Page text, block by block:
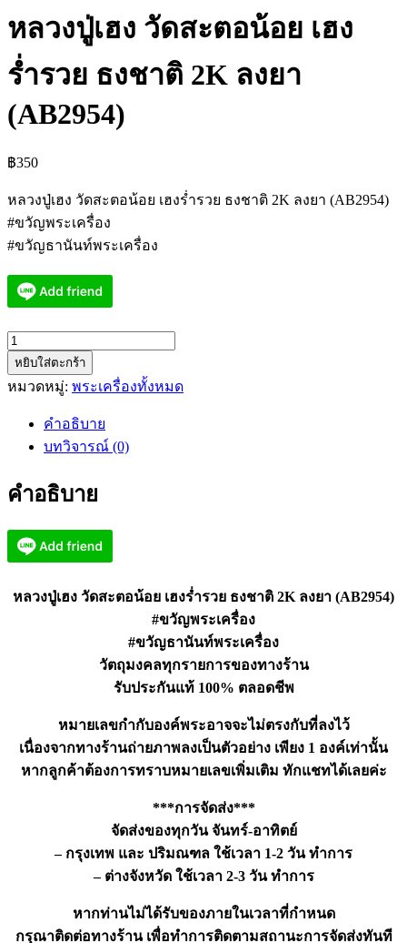
หลวงปู่เฮง วัดสะตอน้อย เฮง
ร่ำรวย ธงชาติ 2K ลงยา
(AB2954)
฿350
หลวงปู่เฮง วัดสะตอน้อย เฮงร่ำรวย ธงชาติ 2K ลงยา (AB2954)
#ขวัญพระเครื่อง
#ขวัญธานันท์พระเครื่อง
จำนวน
หลวง
ปู่
เฮง
ธงชาติ
2K
(AB2954)
หยิบใส่ตะกร้า
หมวดหมู่: พระเครื่องทั้งหมด
คำอธิบาย
บทวิจารณ์ (0)
คำอธิบาย
หลวงปู่เฮง วัดสะตอน้อย เฮงร่ำรวย ธงชาติ 2K ลงยา (AB2954)
#ขวัญพระเครื่อง
#ขวัญธานันท์พระเครื่อง
วัตถุมงคลทุกรายการของทางร้าน
รับประกันแท้ 100% ตลอดชีพ
หมายเลขกำกับองค์พระอาจจะไม่ตรงกับที่ลงไว้
เนื่องจากทางร้านถ่ายภาพลงเป็นตัวอย่าง เพียง 1 องค์เท่านั้น
หากลูกค้าต้องการทราบหมายเลขเพิ่มเติม ทักแชทได้เลยค่ะ
***การจัดส่ง***
จัดส่งของทุกวัน จันทร์-อาทิตย์
– กรุงเทพ และ ปริมณฑล ใช้เวลา 1-2 วัน ทำการ
– ต่างจังหวัด ใช้เวลา 2-3 วัน ทำการ
หากท่านไม่ได้รับของภายในเวลาที่กำหนด
กรุณาติดต่อทางร้าน เพื่อทำการติดตามสถานะการจัดส่งทันที